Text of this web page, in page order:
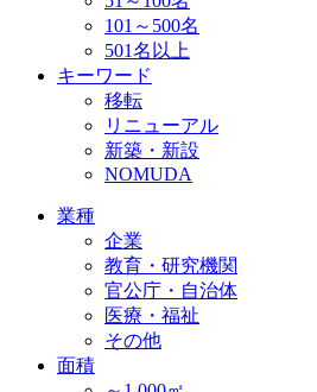
101～500名
501名以上
キーワード
移転
リニューアル
新築・新設
NOMUDA
業種
企業
教育・研究機関
官公庁・自治体
医療・福祉
その他
面積